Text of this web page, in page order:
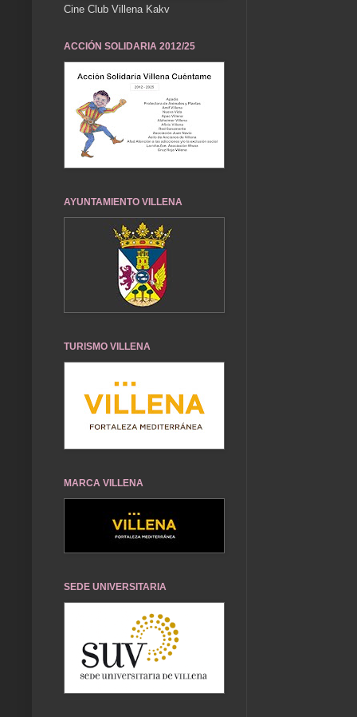
Cine Club Villena Kakv
ACCIÓN SOLIDARIA 2012/25
AYUNTAMIENTO VILLENA
TURISMO VILLENA
MARCA VILLENA
SEDE UNIVERSITARIA